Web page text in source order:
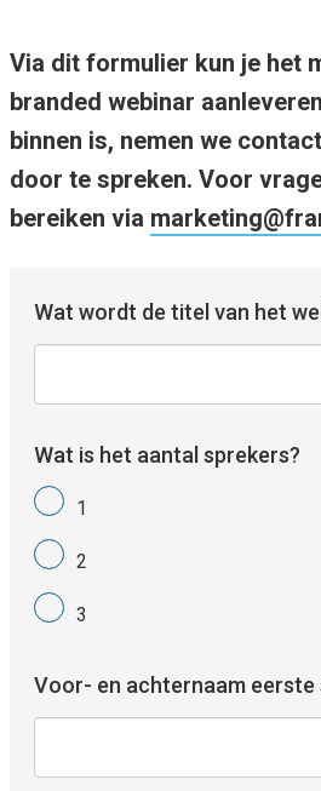
Via dit formulier kun je het
branded webinar
binnen is, nemen we
door te spreken. Voor
bereiken via
Wat wordt de titel van het
Wat is het aantal sprekers?
1
2
3
Voor- en achternaam eerste